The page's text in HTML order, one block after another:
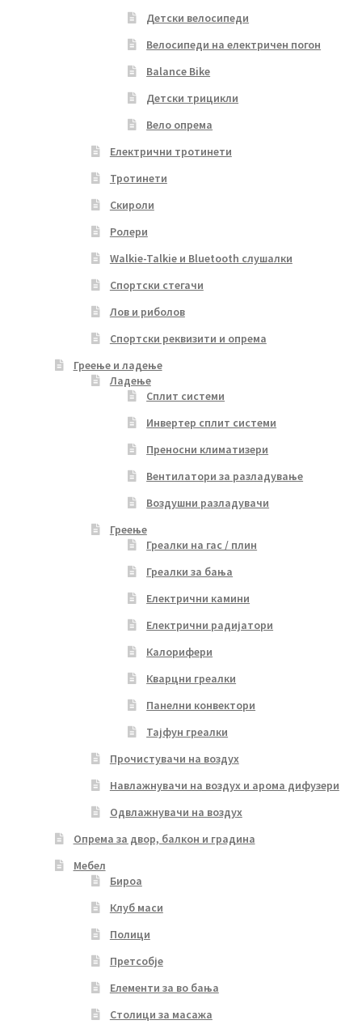
Детски велосипеди
Велосипеди на електричен погон
Balance Bike
Детски трицикли
Вело опрема
Електрични тротинети
Тротинети
Скироли
Ролери
Walkie-Talkie и Bluetooth слушалки
Спортски стегачи
Лов и риболов
Спортски реквизити и опрема
Греење и ладење
Ладење
Сплит системи
Инвертер сплит системи
Преносни климатизери
Вентилатори за разладување
Воздушни разладувачи
Греење
Греалки на гас / плин
Греалки за бања
Електрични камини
Електрични радијатори
Калорифери
Кварцни греалки
Панелни конвектори
Тајфун греалки
Прочистувачи на воздух
Навлажнувачи на воздух и арома дифузери
Одвлажнувачи на воздух
Опрема за двор, балкон и градина
Мебел
Бироа
Клуб маси
Полици
Претсобје
Елементи за во бања
Столици за масажа